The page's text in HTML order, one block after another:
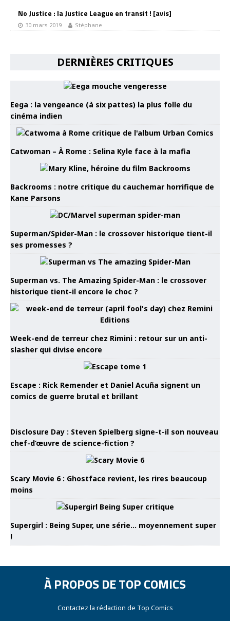
No Justice : la Justice League en transit ! [avis]
30 mars 2019 Stéphane
DERNIÈRES CRITIQUES
Eega : la vengeance (à six pattes) la plus folle du
cinéma indien
Catwoman – À Rome : Selina Kyle face à la mafia
Backrooms : notre critique du cauchemar horrifique de
Kane Parsons
Superman/Spider-Man : le crossover historique tient-il
ses promesses ?
Superman vs. The Amazing Spider-Man : le crossover
historique tient-il encore le choc ?
Week-end de terreur chez Rimini : retour sur un anti-
slasher qui divise encore
Escape : Rick Remender et Daniel Acuña signent un
comics de guerre brutal et brillant
Disclosure Day : Steven Spielberg signe-t-il son nouveau
chef-d’œuvre de science-fiction ?
Scary Movie 6 : Ghostface revient, les rires beaucoup
moins
Supergirl : Being Super, une série… moyennement super
!
À PROPOS DE TOP COMICS
Contactez la rédaction de Top Comics